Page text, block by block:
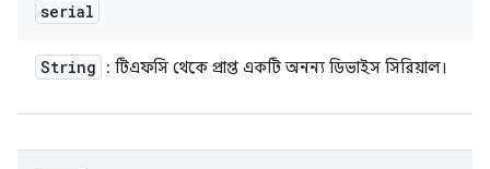
serial
String : টিএফসি থেকে প্রাপ্ত একটি অনন্য ডিভাইস সিরিয়াল।